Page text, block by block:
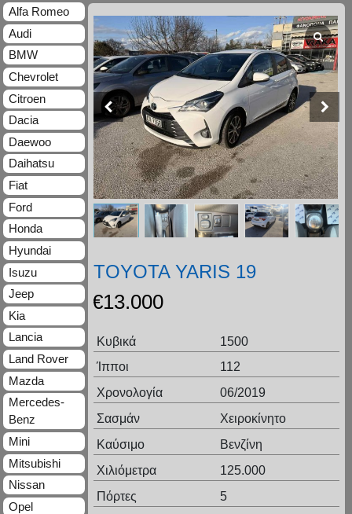
TOYOTA YARIS 19
€13.000
Κυβικά
Ίπποι
Χρονολογία
Σασμάν
Καύσιμο
Χιλιόμετρα
Πόρτες
1500
112
06/2019
Χειροκίνητο
Βενζίνη
125.000
5
Alfa Romeo
Audi
BMW
Chevrolet
Citroen
Dacia
Daewoo
Daihatsu
Fiat
Ford
Honda
Hyundai
Isuzu
Jeep
Kia
Lancia
Land Rover
Mazda
Mercedes-
Benz
Mini
Mitsubishi
Nissan
Opel